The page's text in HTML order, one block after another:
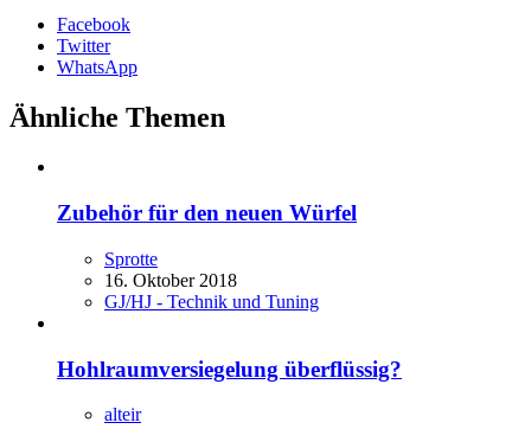
Facebook
Twitter
WhatsApp
Ähnliche Themen
Zubehör für den neuen Würfel
Sprotte
16. Oktober 2018
GJ/HJ - Technik und Tuning
Hohlraumversiegelung überflüssig?
alteir